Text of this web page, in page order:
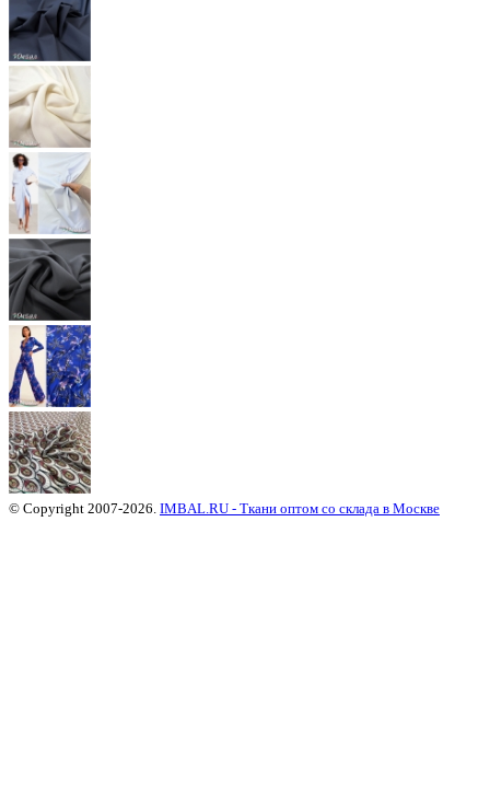
© Copyright 2007-2026. IMBAL.RU - Ткани оптом со склада в Москве